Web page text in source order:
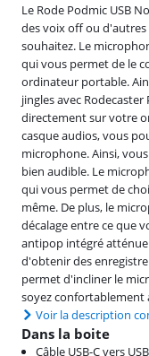
Le Rode Podmic USB
des voix off ou
souhaitez. Le
qui vous permet de le
ordinateur portable.
jingles avec
directement sur votre
casque audios, vous
microphone. Ainsi,
bien audible. Le
qui vous permet de
même. De plus, le
décalage entre ce que
antipop intégré atténue
d'obtenir des
permet d'incliner le
soyez confortablement
Voir la description
Dans la boite
Câble USB-C vers